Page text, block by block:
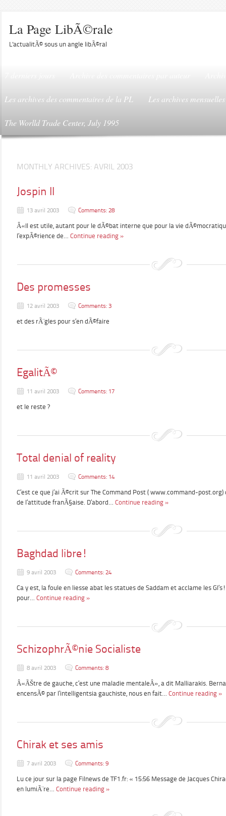
La Page LibÃ©rale
L'actualitÃ© sous un angle libÃ©ral
Les archives des commentaires de la PL Les archives
The Worlld Trade Center, July 1995
MONTHLY ARCHIVES: AVRIL 2003
Jospin II
13 avril 2003 Comments: 28
Â«Il est utile, autant pour le dÃ©bat interne que pour la vie
l’expÃ©rience de… Continue reading »
Des promesses
12 avril 2003 Comments: 3
et des rÃ¨gles pour s’en dÃ©faire
EgalitÃ©
11 avril 2003 Comments: 17
et le reste ?
Total denial of reality
11 avril 2003 Comments: 14
C’est ce que j’ai Ã©crit sur The Command Post ( www.command-
de l’attitude franÃ§aise. D’abord… Continue reading »
Baghdad libre!
9 avril 2003 Comments: 24
Ca y est, la foule en liesse abat les statues de Saddam et acclame les
pour… Continue reading »
SchizophrÃ©nie Socialiste
8 avril 2003 Comments: 8
Â«ÃŠtre de gauche, c’est une maladie mentaleÂ», a dit Malliarakis.
encensÃ© par l’intelligentsia gauchiste, nous en fait… Continue reading »
Chirak et ses amis
7 avril 2003 Comments: 9
Lu ce jour sur la page Filnews de TF1.fr: « 15:56 Message de Jacques
en lumiÃ¨re… Continue reading »